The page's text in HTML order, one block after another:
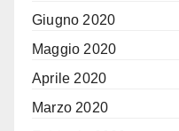
Giugno 2020
Maggio 2020
Aprile 2020
Marzo 2020